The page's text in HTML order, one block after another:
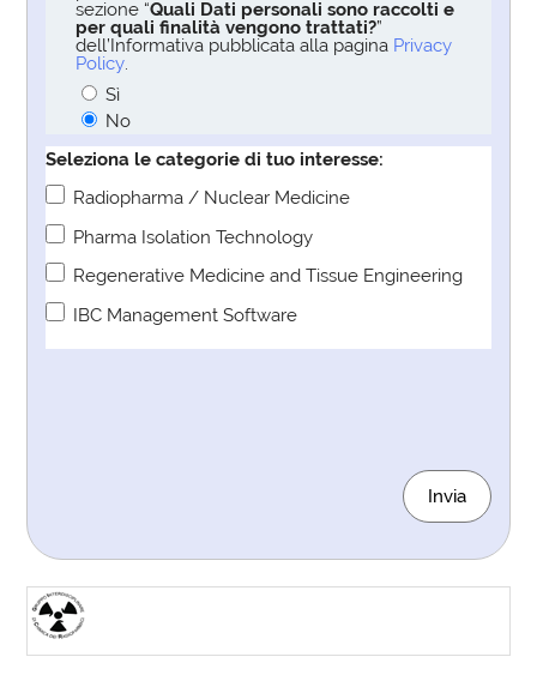
sezione “Quali Dati personali sono raccolti e
per quali finalità vengono trattati?”
dell’Informativa pubblicata alla pagina Privacy
Policy.
Sì
No
Seleziona le categorie di tuo interesse:
Radiopharma / Nuclear Medicine
Pharma Isolation Technology
Regenerative Medicine and Tissue Engineering
IBC Management Software
Invia